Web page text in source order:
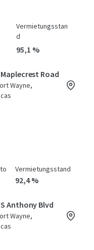
Vermietungsstan
d
95,1 %
Maplecrest Road
Wayne,
Vermietungsstand
92,4 %
S Anthony Blvd
Wayne,